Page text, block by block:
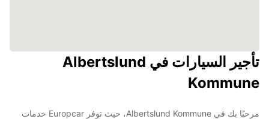
تأجير السيارات في Albertslund
Kommune
مرحبًا بك في Albertslund Kommune، حيث توفر Europcar خدمات